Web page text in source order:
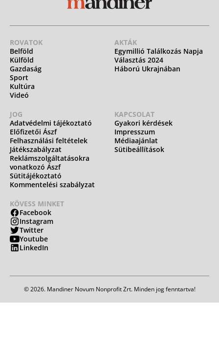
ROVATOK
Belföld
Külföld
Gazdaság
Sport
Kultúra
Videó
AKTÁK
Egymillió Találkozás Napja
Választás 2024
Háború Ukrajnában
JOG
Adatvédelmi tájékoztató
Előfizetői Ászf
Felhasználási feltételek
Játékszabályzat
Reklámszolgáltatásokra
vonatkozó Ászf
Sütitájékoztató
Kommentelési szabályzat
KAPCSOLAT
Gyakori kérdések
Impresszum
Médiaajánlat
Sütibeállítások
KÖVESS MINKET
Facebook
Instagram
Twitter
Youtube
LinkedIn
© 2026. Mandiner Novum Nonprofit Zrt. Minden jog fenntartva!